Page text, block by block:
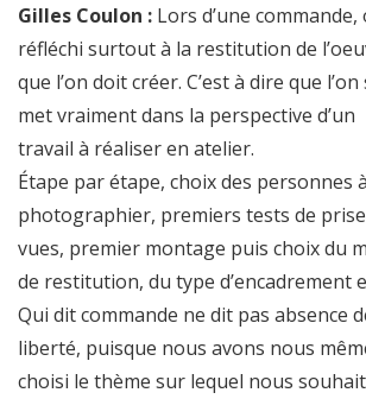
Gilles Coulon : Lors d’une commande,
réfléchi surtout à la restitution de
que l’on doit créer. C’est à dire que l’on
met vraiment dans la perspective d’un
travail à réaliser en atelier.
Étape par étape, choix des personnes à
photographier, premiers tests de
vues, premier montage puis choix du
de restitution, du type d’encadrement
Qui dit commande ne dit pas absence
liberté, puisque nous avons nous
choisi le thème sur lequel nous